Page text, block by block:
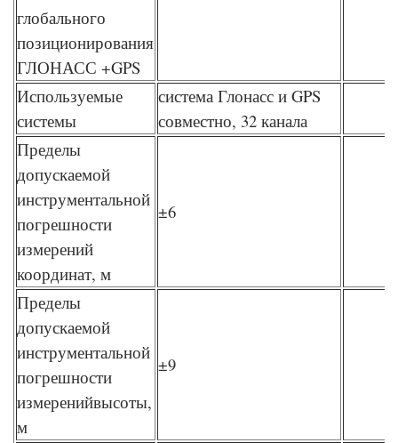
глобального
позиционирования
ГЛОНАСС +GPS
Используемые
системы
система Глонасс и GPS
совместно, 32 канала
Пределы
допускаемой
инструментальной
погрешности
измерений
координат, м
±6
Пределы
допускаемой
инструментальной
погрешности
измеренийвысоты,
м
±9